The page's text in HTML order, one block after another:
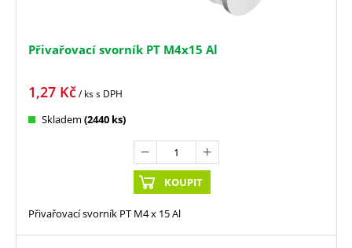
Přivařovací svorník PT M4x15 Al
1,27 Kč/ kss DPH
Skladem (2440 ks)
KOUPIT
Přivařovací svorník PT M4 x 15 Al